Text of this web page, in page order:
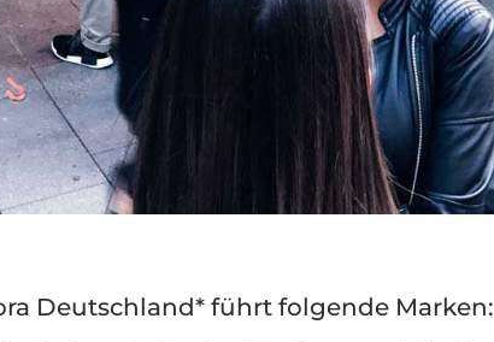
Deutschland* führt folgende Marken: